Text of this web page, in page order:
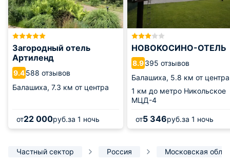
Загородный отель
Артиленд
9.4588 отзывов
Балашиха, 7.3 км от центра
от22 000руб.за 1 ночь
НОВОКОСИНО-ОТЕЛЬ
8.9395 отзывов
Балашиха, 5.8 км от центра
1 км до метро Никольское
МЦД-4
от5 346руб.за 1 ночь
Частный сектор Россия Московская